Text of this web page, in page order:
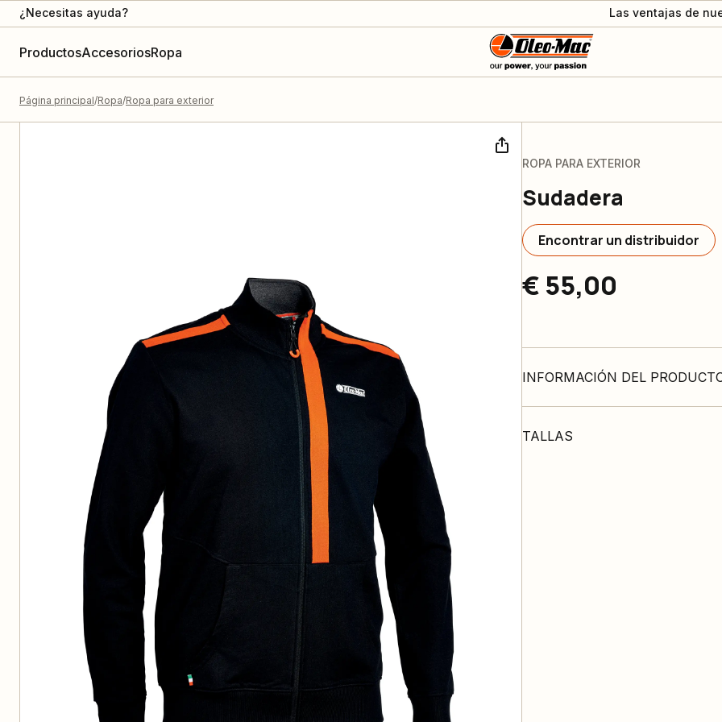
¿Necesitas ayuda? Las ventajas de
ProductosAccesoriosRopa
Página principal Ropa Ropa para exterior
ROPA PARA EXTERIOR
Sudadera
Encontrar un distribuidor
€ 55,00
INFORMACIÓN DEL
TALLAS